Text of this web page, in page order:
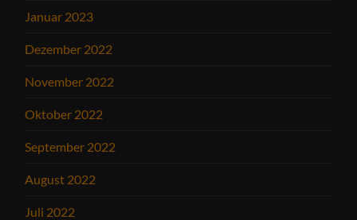
Januar 2023
Dezember 2022
November 2022
Oktober 2022
September 2022
August 2022
Juli 2022